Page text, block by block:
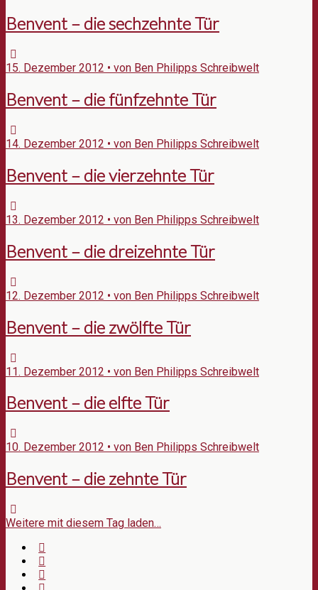
Benvent – die sechzehnte Tür
15. Dezember 2012 • von Ben Philipps Schreibwelt
Benvent – die fünfzehnte Tür
14. Dezember 2012 • von Ben Philipps Schreibwelt
Benvent – die vierzehnte Tür
13. Dezember 2012 • von Ben Philipps Schreibwelt
Benvent – die dreizehnte Tür
12. Dezember 2012 • von Ben Philipps Schreibwelt
Benvent – die zwölfte Tür
11. Dezember 2012 • von Ben Philipps Schreibwelt
Benvent – die elfte Tür
10. Dezember 2012 • von Ben Philipps Schreibwelt
Benvent – die zehnte Tür
Weitere mit diesem Tag laden…